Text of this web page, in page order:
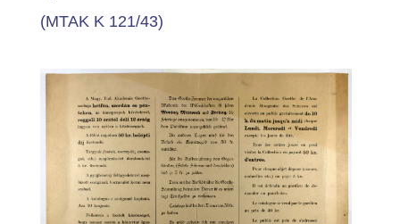
(MTAK K 121/43)